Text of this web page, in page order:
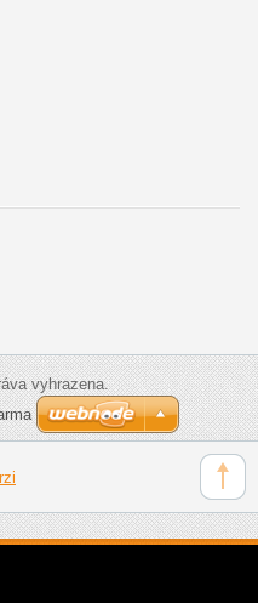
vyhrazena.